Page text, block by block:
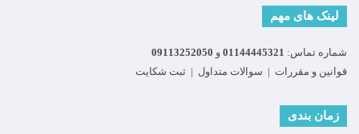
لینک های مهم
شماره تماس: 01144445321 و 09113252050
قوانین و مقررات | سوالات متداول | ثبت شکایت
زمان بندی